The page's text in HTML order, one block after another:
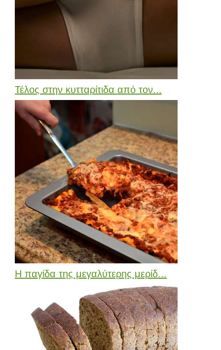
Τέλος στην κυτταρίτιδα από τον...
Η παγίδα της μεγαλύτερης μερίδ...